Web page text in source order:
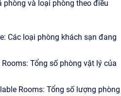
phòng và loại phòng theo điều
Các loại phòng khách sạn đang
Tổng số phòng vật lý của
Rooms: Tổng số lượng phòng